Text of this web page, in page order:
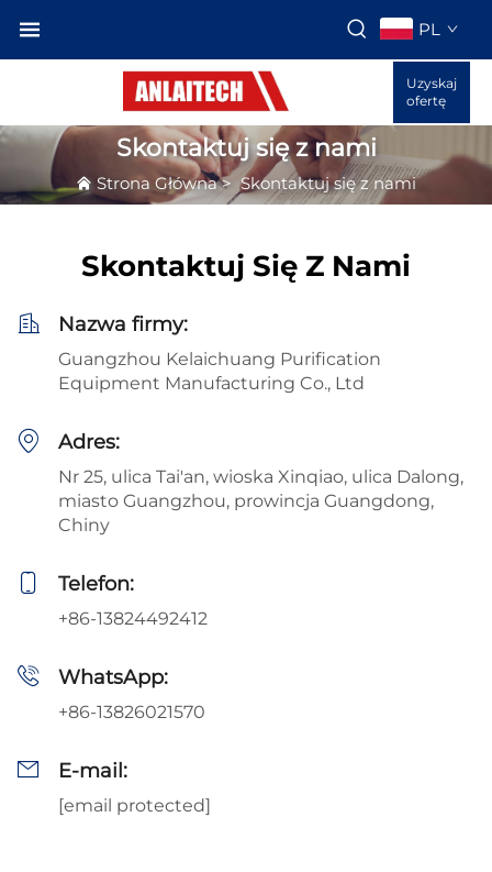
PL
Uzyskaj
ofertę
Skontaktuj się z nami
Strona Główna>Skontaktuj się z nami
Skontaktuj Się Z Nami
Nazwa firmy:
Guangzhou Kelaichuang Purification
Equipment Manufacturing Co., Ltd
Adres:
Nr 25, ulica Tai'an, wioska Xinqiao, ulica Dalong,
miasto Guangzhou, prowincja Guangdong,
Chiny
Telefon:
+86-13824492412
WhatsApp:
+86-13826021570
E-mail:
[email protected]